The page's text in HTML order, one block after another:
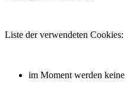
Liste der verwendeten Cookies:
im Moment werden keine